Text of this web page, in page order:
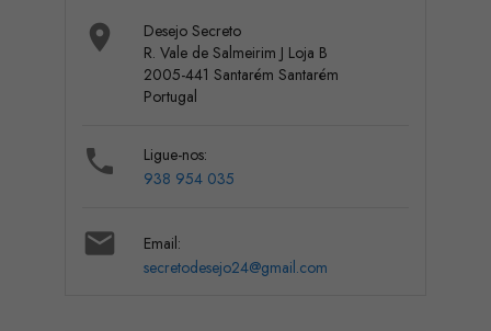

Desejo Secreto
R. Vale de Salmeirim J Loja B
2005-441 Santarém Santarém
Portugal

Ligue-nos:
938 954 035

Email:
secretodesejo24@gmail.com